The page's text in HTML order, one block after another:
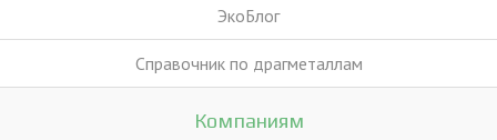
ЭкоБлог
Справочник по драгметаллам
Компаниям